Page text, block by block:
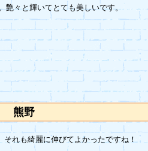
々と輝いてとても美しいです。
！ 熊野
れも綺麗に伸びてよかったですね！